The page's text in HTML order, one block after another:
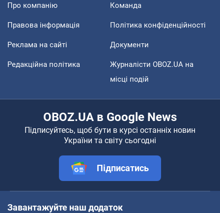
Про компанію Команда
Правова інформація Політика конфіденційності
Реклама на сайті Документи
Редакційна політика
Журналісти OBOZ.UA на
місці подій
OBOZ.UA в Google News
Підписуйтесь, щоб бути в курсі останніх новин
України та світу сьогодні
Підписатись
Завантажуйте наш додаток